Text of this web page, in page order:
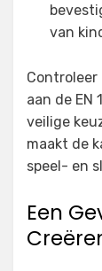
van
aan de EN
veilige
maakt de
speel- en
Een